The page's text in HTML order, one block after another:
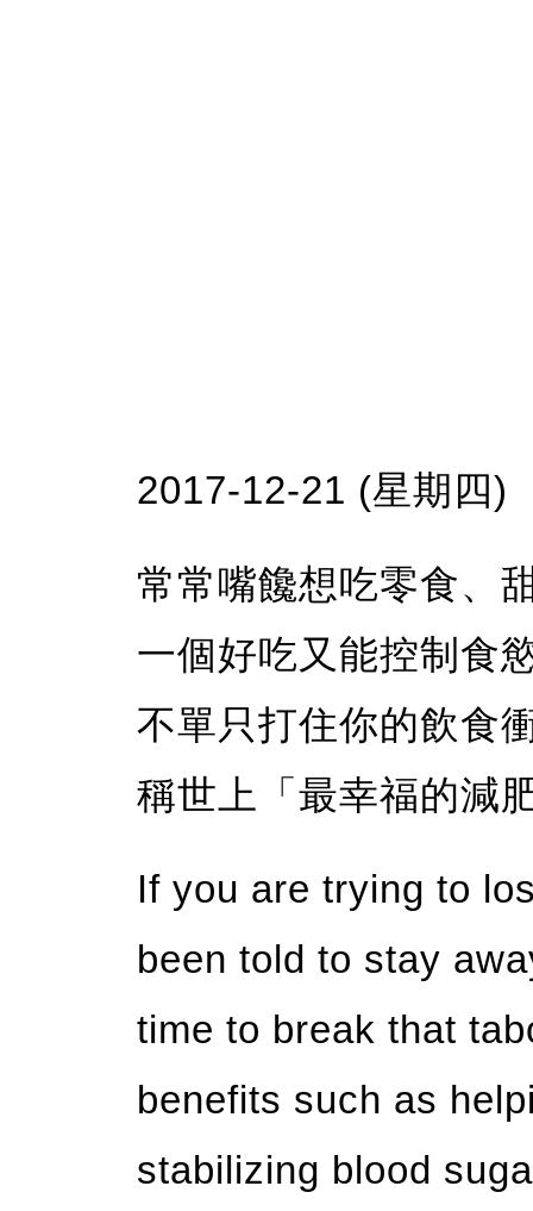
2017-12-21 (星期四)
常常嘴饞想吃零食、
一個好吃又能控制食
不單只打住你的飲食
稱世上「最幸福的減
If you are trying to
been told to stay
time to break that
benefits such as
stabilizing blood